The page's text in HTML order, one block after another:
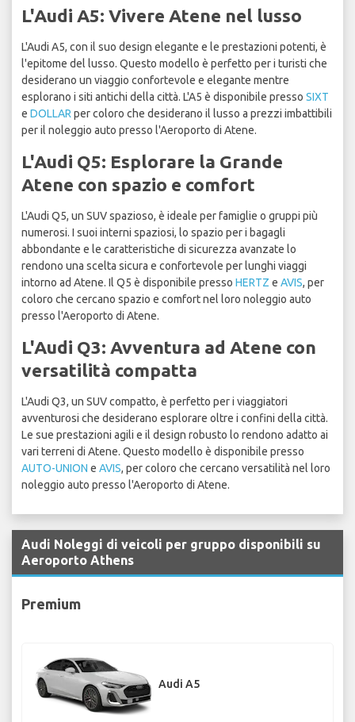
L'Audi A5: Vivere Atene nel lusso
L'Audi A5, con il suo design elegante e le prestazioni potenti, è
l'epitome del lusso. Questo modello è perfetto per i turisti che
desiderano un viaggio confortevole e elegante mentre
esplorano i siti antichi della città. L'A5 è disponibile presso SIXT
e DOLLAR per coloro che desiderano il lusso a prezzi imbattibili
per il noleggio auto presso l'Aeroporto di Atene.
L'Audi Q5: Esplorare la Grande
Atene con spazio e comfort
L'Audi Q5, un SUV spazioso, è ideale per famiglie o gruppi più
numerosi. I suoi interni spaziosi, lo spazio per i bagagli
abbondante e le caratteristiche di sicurezza avanzate lo
rendono una scelta sicura e confortevole per lunghi viaggi
intorno ad Atene. Il Q5 è disponibile presso HERTZ e AVIS, per
coloro che cercano spazio e comfort nel loro noleggio auto
presso l'Aeroporto di Atene.
L'Audi Q3: Avventura ad Atene con
versatilità compatta
L'Audi Q3, un SUV compatto, è perfetto per i viaggiatori
avventurosi che desiderano esplorare oltre i confini della città.
Le sue prestazioni agili e il design robusto lo rendono adatto ai
vari terreni di Atene. Questo modello è disponibile presso
AUTO-UNION e AVIS, per coloro che cercano versatilità nel loro
noleggio auto presso l'Aeroporto di Atene.
Audi Noleggi di veicoli per gruppo disponibili su
Aeroporto Athens
Premium
Audi A5